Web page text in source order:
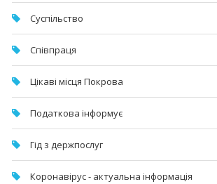
Суспільство
Співпраця
Цікаві місця Покрова
Податкова інформує
Гід з держпослуг
Коронавірус - актуальна інформація